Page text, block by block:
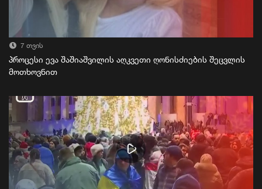
7 თვის
პროცესი ევა შაშიაშვილის აღკვეთი ღონისძიების შეცვლის
მოთხოვნით